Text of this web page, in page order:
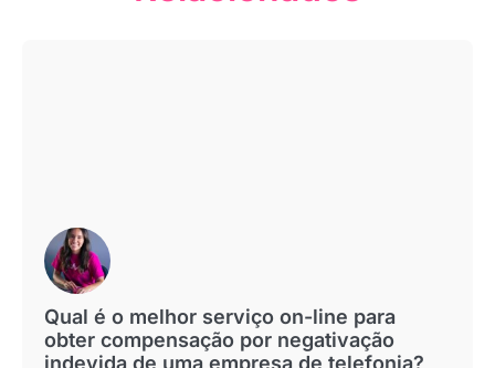
Qual é o melhor serviço on-line para
obter compensação por negativação